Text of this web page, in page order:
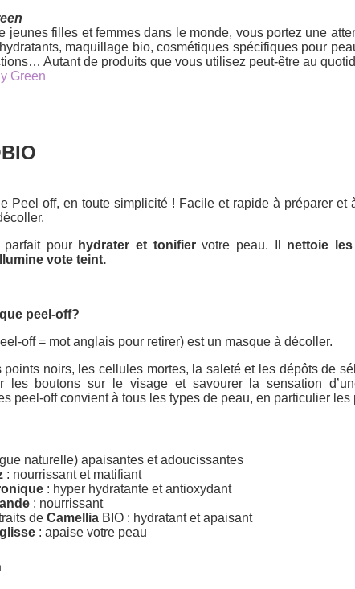
jeunes filles et femmes dans le monde, vous portez une
maquillage bio, cosmétiques spécifiques pour
Autant de produits que vous utilisez peut-être au
Green
Peel off, en toute simplicité ! Facile et rapide à préparer et
pourhydrater et tonifiervotre peau. Il nettoie
vote teint.
peel-off?
off = mot anglais pour retirer) est un masque à décoller.
noirs, les cellules mortes, la saleté et les dépôts de
les boutons sur le visage et savourer la sensation
peel-off convient à tous les types de peau, en particulier les
naturelle) apaisantes et adoucissantes
: nourrissant et matifiant
: hyper hydratante et antioxydant
: nourrissant
deCamellia BIO : hydratant et apaisant
: apaise votre peau